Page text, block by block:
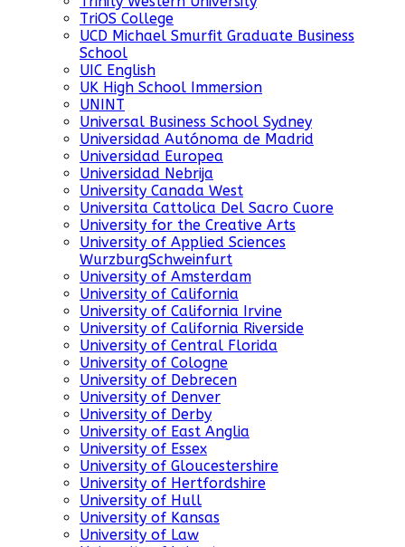
TriOS College
UCD Michael Smurfit Graduate Business
School
UIC English
UK High School Immersion
UNINT
Universal Business School Sydney
Universidad Autónoma de Madrid
Universidad Europea
Universidad Nebrija
University Canada West
Universita Cattolica Del Sacro Cuore
University for the Creative Arts
University of Applied Sciences
WurzburgSchweinfurt
University of Amsterdam
University of California
University of California Irvine
University of California Riverside
University of Central Florida
University of Cologne
University of Debrecen
University of Denver
University of Derby
University of East Anglia
University of Essex
University of Gloucestershire
University of Hertfordshire
University of Hull
University of Kansas
University of Law